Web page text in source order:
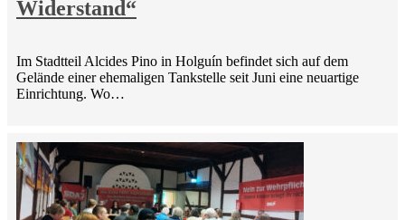
Widerstand“
Im Stadtteil Alcides Pino in Holguín befindet sich auf dem
Gelände einer ehemaligen Tankstelle seit Juni eine neuartige
Einrichtung. Wo…